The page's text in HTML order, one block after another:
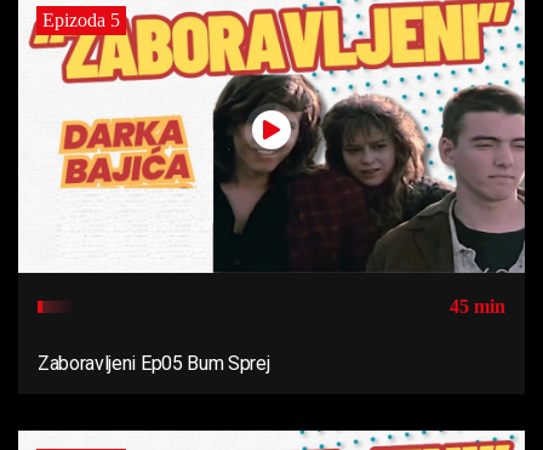
Epizoda 5
45 min
Zaboravljeni Ep05 Bum Sprej